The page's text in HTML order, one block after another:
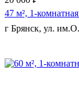
47 м², 1-
г Брянск, ул.